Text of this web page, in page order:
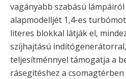
vagányabb szabású
alapmodelljét 1,4-es
literes blokkal látják el,
szíjhajtású
teljesítménnyel támogatja a
rásegítéshez a